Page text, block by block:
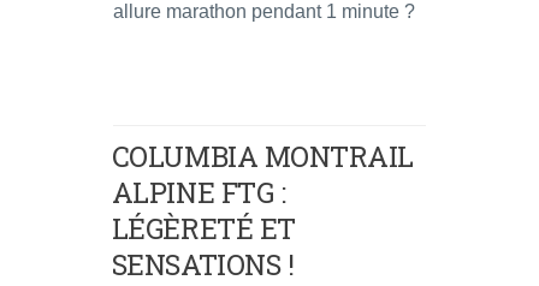
allure marathon pendant 1 minute ?
COLUMBIA MONTRAIL
ALPINE FTG :
LÉGÈRETÉ ET
SENSATIONS !